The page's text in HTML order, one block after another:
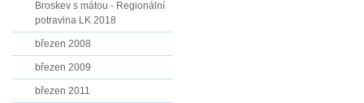
Broskev s mátou - Regionální
potravina LK 2018
březen 2008
březen 2009
březen 2011